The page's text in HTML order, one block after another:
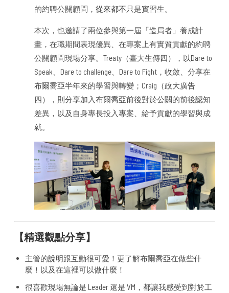
的約聘公關顧問，從來都不只是實習生。
本次，也邀請了兩位參與第一屆「造局者」養成計
畫，在職期間表現優異、在專案上有實質貢獻的約聘
公關顧問現場分享。Treaty（臺大生傳四），以Dare to
Speak、Dare to challenge、Dare to Fight，收斂、分享在
布爾喬亞半年來的學習與轉變；Craig（政大廣告
四），則分享加入布爾喬亞前後對於公關的前後認知
差異，以及自身專長投入專案、給予貢獻的學習與成
就。
【精選觀點分享】
主管的說明跟互動很可愛！更了解布爾喬亞在做些什
麼！以及在這裡可以做什麼！
很喜歡現場無論是 Leader 還是 VM，都讓我感受到對於工